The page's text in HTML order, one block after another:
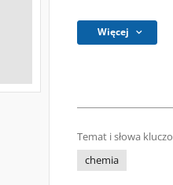
Więcej
Temat i słowa
chemia